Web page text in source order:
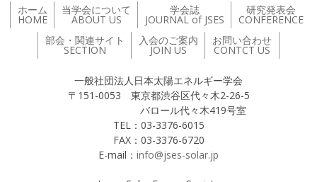
ホーム
HOME
当学会について
ABOUT US
学会誌
JOURNAL of JSES
研究発表会
CONFERENCE
部会・関連サイト
SECTION
入会のご案内
JOIN US
お問い合わせ
CONTCT US
一般社団法人日本太陽エネルギー学会
〒151-0053 東京都渋谷区代々木2-26-5
バロール代々木419号室
TEL：03-3376-6015
FAX：03-3376-6720
E-mail： info@jses-solar.jp